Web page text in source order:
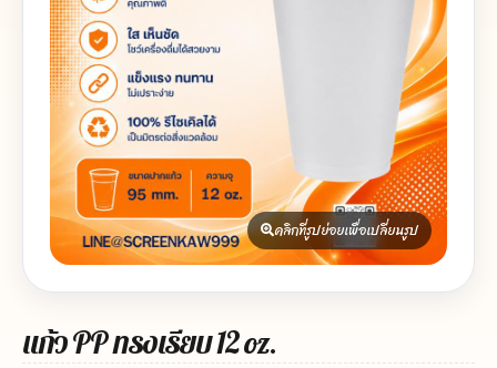
คลิกที่รูปย่อยเพื่อเปลี่ยนรูป
แก้ว PP ทรงเรียบ 12 oz.